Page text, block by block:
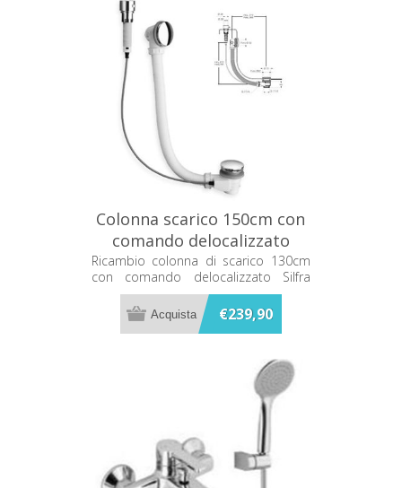
Colonna scarico 150cm con
comando delocalizzato
Silfra CRIR5M370051
Ricambio colonna di scarico 130cm
con comando delocalizzato Silfra
CRIR5M370051
€239,90